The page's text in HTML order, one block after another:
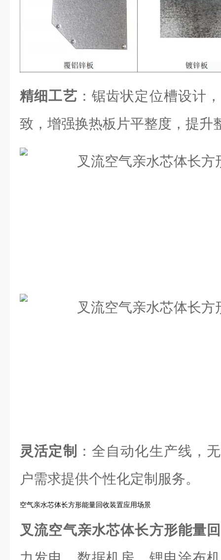
精细工艺 ：锯齿状定位槽设计
致，增强换热板片平整度，提升
灵活定制
：全自动化生产线，
户需求提供个性化定制服务。
空气亲水芯体长方形能量回收装置应用场景
叉流空气亲水芯体长方形能量